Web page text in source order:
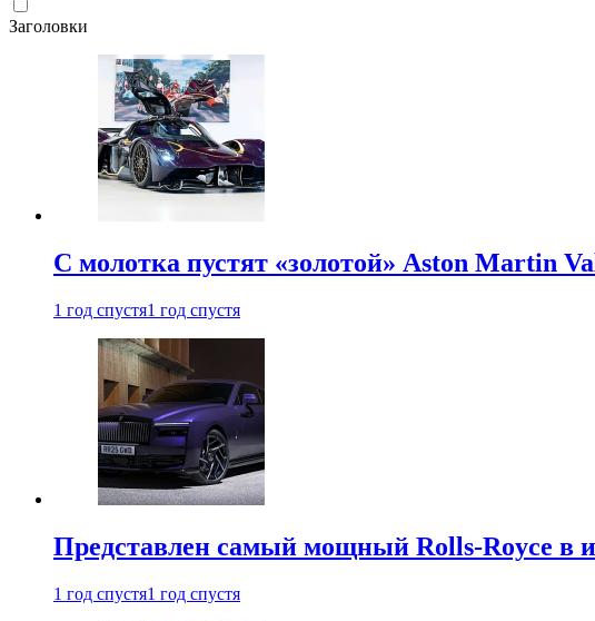
Заголовки
С молотка пустят «золотой» Aston Martin
1 год спустя1 год спустя
Представлен самый мощный Rolls-Royce в
1 год спустя1 год спустя